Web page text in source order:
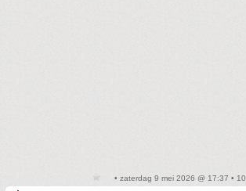
• zaterdag 9 mei 2026 @ 17:37 • 10